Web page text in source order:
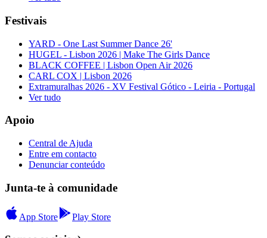
Festivais
YARD - One Last Summer Dance 26'
HUGEL - Lisbon 2026 | Make The Girls Dance
BLACK COFFEE | Lisbon Open Air 2026
CARL COX | Lisbon 2026
Extramuralhas 2026 - XV Festival Gótico - Leiria - Portugal
Ver tudo
Apoio
Central de Ajuda
Entre em contacto
Denunciar conteúdo
Junta-te à comunidade
App Store Play Store